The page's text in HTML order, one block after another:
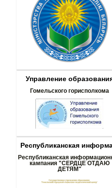
Управление
Гомельского горисполкома
Республиканская
Республиканская
кампания "СЕРДЦЕ ОТДАЮ
ДЕТЯМ"